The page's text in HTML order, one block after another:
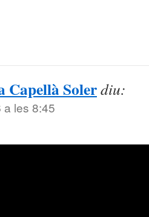
Capellà Solerdiu:
a les 8:45